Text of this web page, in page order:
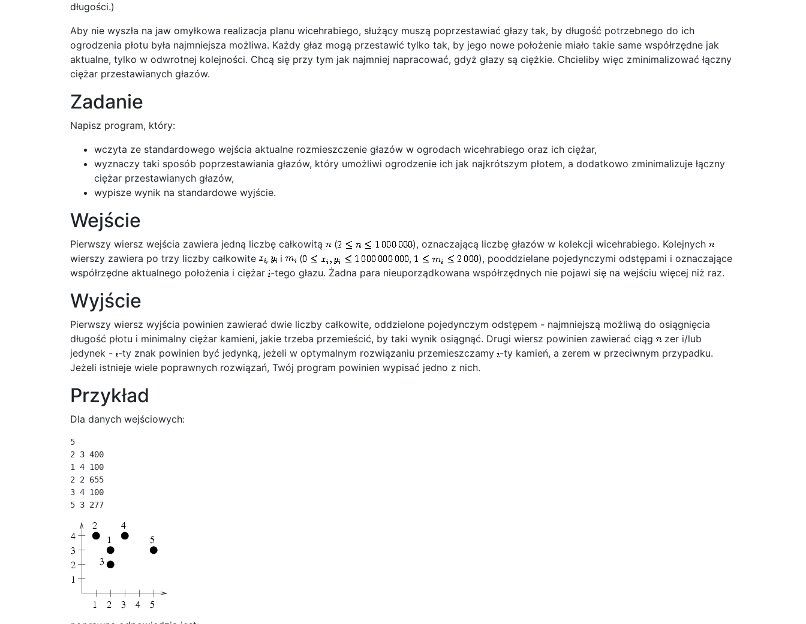
długości.)
Aby nie wyszła na jaw omyłkowa realizacja planu wicehrabiego, służący muszą poprzestawiać głazy tak, by długość potrzebnego do ich
ogrodzenia płotu była najmniejsza możliwa. Każdy głaz mogą przestawić tylko tak, by jego nowe położenie miało takie same współrzędne jak
aktualne, tylko w odwrotnej kolejności. Chcą się przy tym jak najmniej napracować, gdyż głazy są ciężkie. Chcieliby więc zminimalizować łączny
ciężar przestawianych głazów.
Zadanie
Napisz program, który:
wczyta ze standardowego wejścia aktualne rozmieszczenie głazów w ogrodach wicehrabiego oraz ich ciężar,
wyznaczy taki sposób poprzestawiania głazów, który umożliwi ogrodzenie ich jak najkrótszym płotem, a dodatkowo zminimalizuje łączny
ciężar przestawianych głazów,
wypisze wynik na standardowe wyjście.
Wejście
Pierwszy wiersz wejścia zawiera jedną liczbę całkowitą (
), oznaczającą liczbę głazów w kolekcji wicehrabiego. Kolejnych
wierszy zawiera po trzy liczby całkowite
, i ( ,
), pooddzielane pojedynczymi odstępami i oznaczające
współrzędne aktualnego położenia i ciężar -tego głazu. Żadna para nieuporządkowana współrzędnych nie pojawi się na wejściu więcej niż raz.
Wyjście
Pierwszy wiersz wyjścia powinien zawierać dwie liczby całkowite, oddzielone pojedynczym odstępem - najmniejszą możliwą do osiągnięcia
długość płotu i minimalny ciężar kamieni, jakie trzeba przemieścić, by taki wynik osiągnąć. Drugi wiersz powinien zawierać ciąg
zer i/lub
jedynek - -ty znak powinien być jedynką, jeżeli w optymalnym rozwiązaniu przemieszczamy -ty kamień, a zerem w przeciwnym przypadku.
Jeżeli istnieje wiele poprawnych rozwiązań, Twój program powinien wypisać jedno z nich.
Przykład
Dla danych wejściowych:
5
2 3 400
1 4 100
2 2 655
3 4 100
5 3 277